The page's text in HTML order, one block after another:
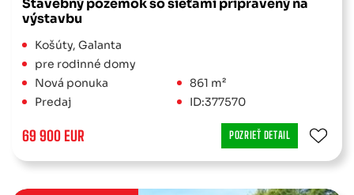
Stavebný pozemok so sieťami pripravený na
výstavbu
Košúty, Galanta
pre rodinné domy
Nová ponuka
861 m²
Predaj
ID:377570
69 900 EUR POZRIEŤ DETAIL